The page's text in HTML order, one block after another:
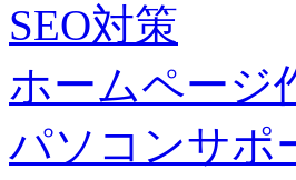
SEO対策
ホームページ
パソコンサポ